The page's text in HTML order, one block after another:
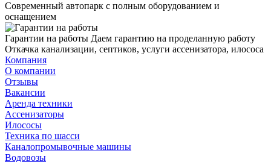
Современный автопарк с полным оборудованием и
оснащением
Гарантии на работы Даем гарантию на проделанную работу
Откачка канализации, септиков, услуги ассенизатора, илососа
Компания
О компании
Отзывы
Вакансии
Аренда техники
Ассенизаторы
Илососы
Техника по шасси
Каналопромывочные машины
Водовозы